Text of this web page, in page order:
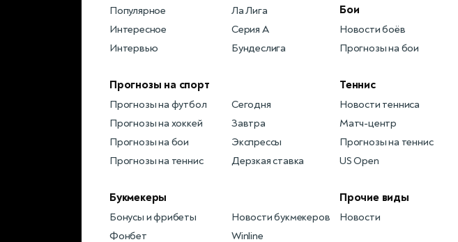
Популярное
Ла Лига
Интересное
Серия А
Интервью
Бундеслига
Прогнозы на спорт
Прогнозы на футбол
Сегодня
Прогнозы на хоккей
Завтра
Прогнозы на бои
Экспрессы
Прогнозы на теннис
Дерзкая ставка
Букмекеры
Бонусы и фрибеты
Новости букмекеров
Фонбет
Winline
Бои
Новости боёв
Прогнозы на бои
Теннис
Новости тенниса
Матч-центр
Прогнозы на теннис
US Open
Прочие виды
Новости